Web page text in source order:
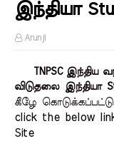
இந்தியா
Arunji
TNPSC இந்திய
விடுதலை இந்தியா
கீழே
click the below
Site